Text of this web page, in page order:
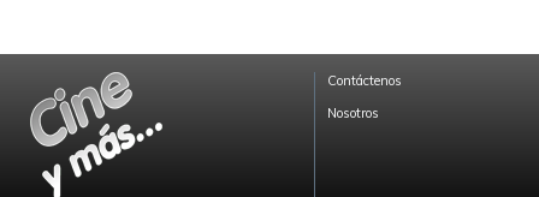
Contáctenos
Nosotros